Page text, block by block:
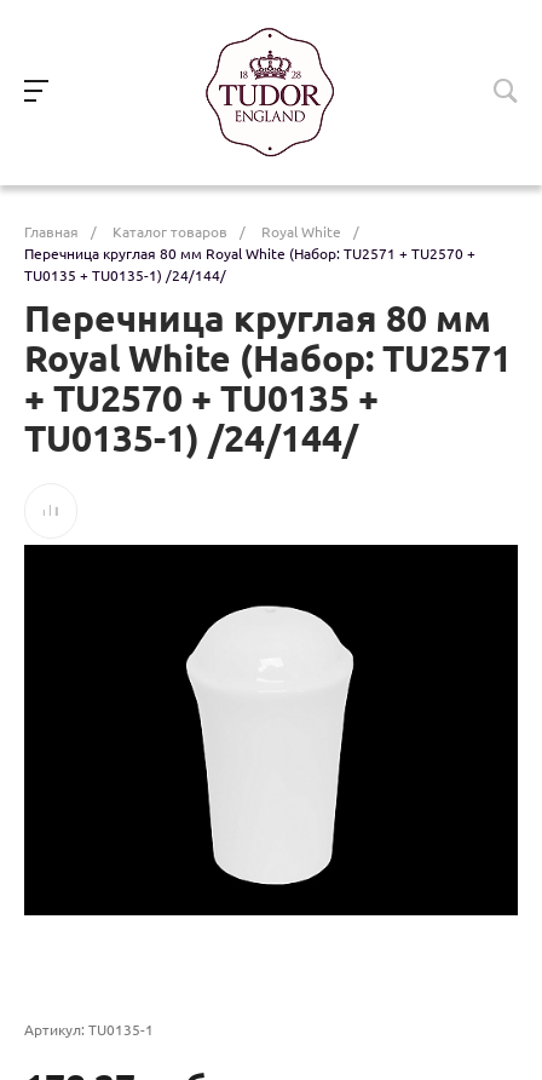
Главная / Каталог товаров / Royal White
/
Перечница круглая 80 мм Royal White (Набор: TU2571 + TU2570 +
TU0135 + TU0135-1) /24/144/
Перечница круглая 80 мм
Royal White (Набор: TU2571
+ TU2570 + TU0135 +
TU0135-1) /24/144/
Артикул: TU0135-1